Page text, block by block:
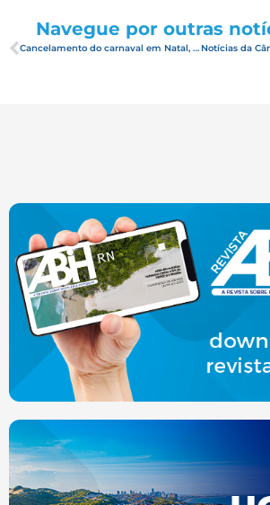
Navegue por outras
Cancelamento do carnaval em Natal, empresários e especialistas apoiam decisão de suspender festa popular